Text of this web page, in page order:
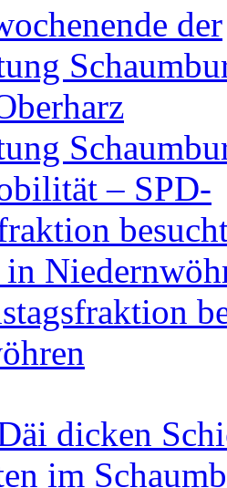
dicken
im